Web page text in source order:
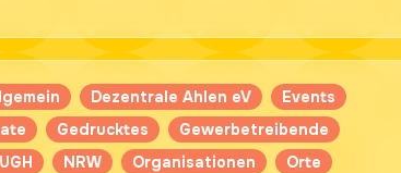
Dezentrale Ahlen eV
Events
Gedrucktes
Gewerbetreibende
NRW Organisationen
Orte